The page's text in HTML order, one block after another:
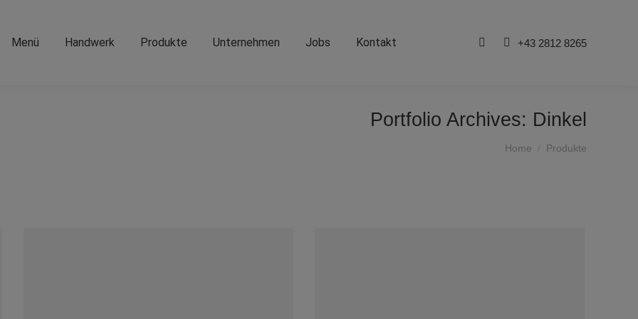
Menü Handwerk Produkte Unternehmen Jobs Kontakt Search: +43 2812 8265
Portfolio Archives: Dinkel
Home Produkte